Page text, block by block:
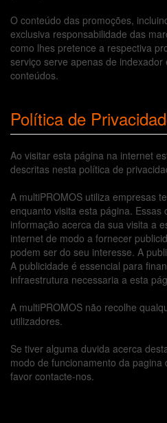
O conteúdo das promoções,
exclusiva responsabilidade das
como lhes pretence a respectiva
serviço serve apenas de
conteúdos.
Política de
Ao visitar esta página na internet
descritas nesta política de
A multiPROMOS utiliza empresas
enquanto visita esta página. Essas
informação acerca da sua visita a
internet de modo a fornecer
podem ser do seu interesse. A
A publicidade é essencial para
infraestrutura necessaria a esta
A multiPROMOS não recolhe
utilizadores.
Se tiver alguma duvida acerca
modo de funcionamento da
favor contacte-nos.